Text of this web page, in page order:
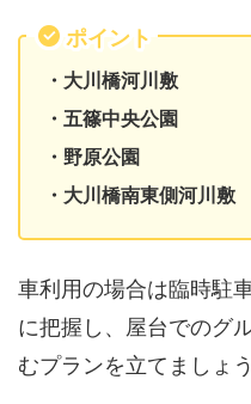
ポイント
・大川橋河川敷
・五篠中央公園
・野原公園
・大川橋南東側河川敷
車利用の場合は臨時駐
に把握し、屋台でのグ
むプランを立てましょう